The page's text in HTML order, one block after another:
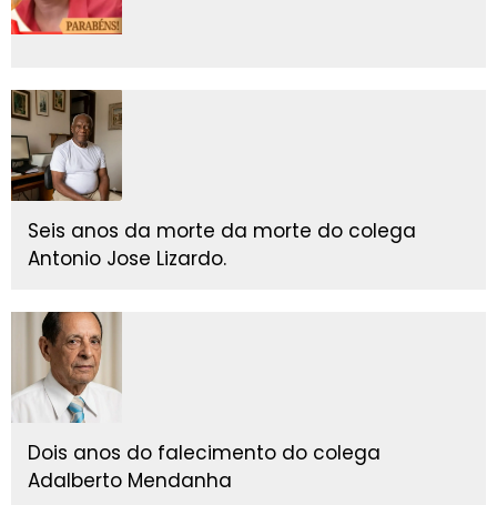
Seis anos da morte da morte do colega
Antonio Jose Lizardo.
Dois anos do falecimento do colega
Adalberto Mendanha